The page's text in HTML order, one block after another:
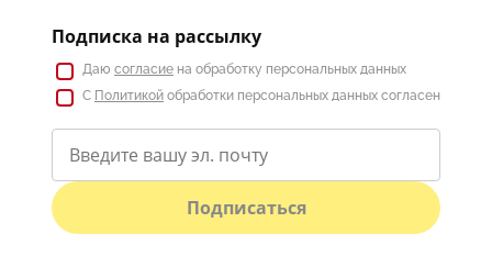
Подписка на рассылку
Даю согласие на обработку персональных данных
С Политикой обработки персональных данных согласен
Подписаться